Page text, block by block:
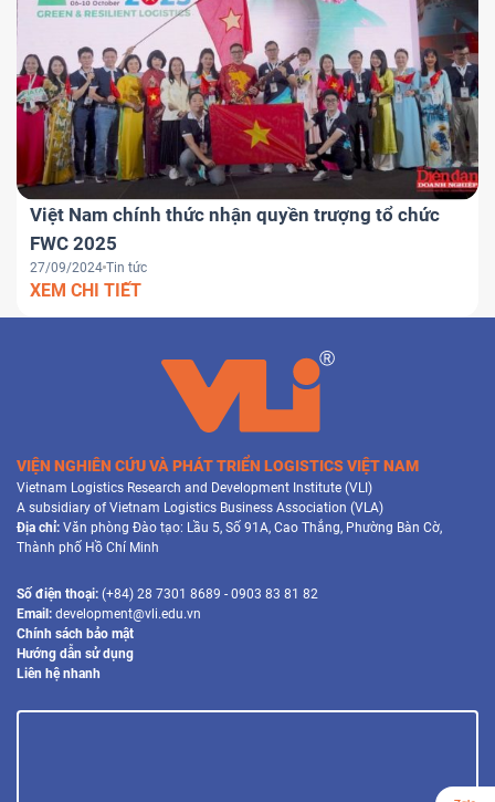
Việt Nam chính thức nhận quyền trượng tổ chức
FWC 2025
27/09/2024 Tin tức
XEM CHI TIẾT
VIỆN NGHIÊN CỨU VÀ PHÁT TRIỂN LOGISTICS VIỆT NAM
Vietnam Logistics Research and Development Institute (VLI)
A subsidiary of Vietnam Logistics Business Association (VLA)
Địa chỉ: Văn phòng Đào tạo: Lầu 5, Số 91A, Cao Thắng, Phường Bàn Cờ,
Thành phố Hồ Chí Minh
Số điện thoại: (+84) 28 7301 8689 - 0903 83 81 82
Email: development@vli.edu.vn
Chính sách bảo mật
Hướng dẫn sử dụng
Liên hệ nhanh